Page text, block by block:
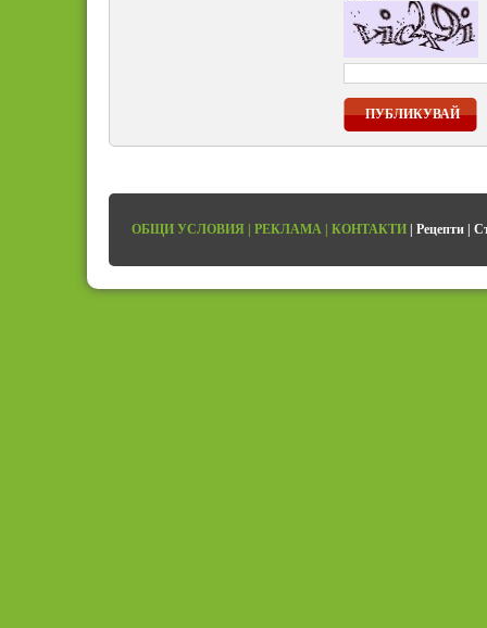
ПУБЛИКУВАЙ
ОБЩИ УСЛОВИЯ | РЕКЛАМА | КОНТАКТИ | Рецепти |